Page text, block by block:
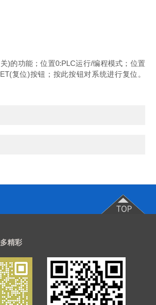
)的功能；位置0:PLC运行/编程模式；位置
复位)按钮；按此按钮对系统进行复位。
精彩